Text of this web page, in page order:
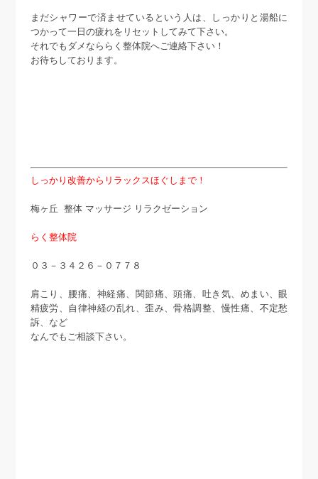
まだシャワーで済ませているという人は、しっかりと湯船に
つかって一日の疲れをリセットしてみて下さい。
それでもダメなららく整体院へご連絡下さい！
お待ちしております。
しっかり改善からリラックスほぐしまで！
梅ヶ丘 整体 マッサージ リラクゼーション
らく整体院
０３－３４２６－０７７８
肩こり、腰痛、神経痛、関節痛、頭痛、吐き気、めまい、眼
精疲労、自律神経の乱れ、歪み、骨格調整、慢性痛、不定愁
訴、など
なんでもご相談下さい。